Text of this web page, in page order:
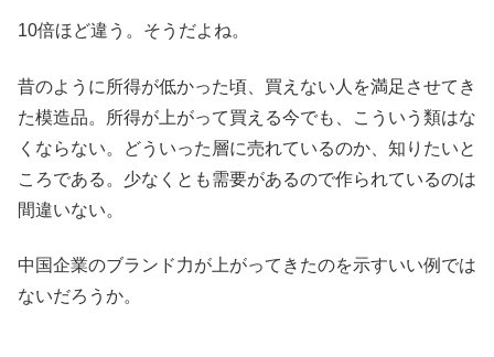
10倍ほど違う。そうだよね。
昔のように所得が低かった頃、買えない人を満足させてき
た模造品。所得が上がって買える今でも、こういう類はな
くならない。どういった層に売れているのか、知りたいと
ころである。少なくとも需要があるので作られているのは
間違いない。
中国企業のブランド力が上がってきたのを示すいい例では
ないだろうか。